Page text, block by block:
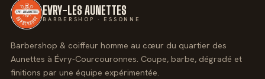
EVRY-LES AUNETTES
BARBERSHOP · ESSONNE
Barbershop & coiffeur homme au cœur du quartier des
Aunettes à Évry-Courcouronnes. Coupe, barbe, dégradé et
finitions par une équipe expérimentée.